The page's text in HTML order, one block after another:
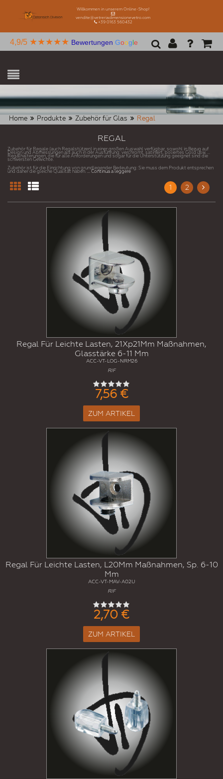
Willkommen in unserem Online-Shop!
vendite@vetreriadimensionevetro.com
+39 0163 560432
4,9/5 ★★★★★ Bewertungen Google
Home Produkte Zubehör für Glas Regal
REGAL
Zubehör für Regale (auch Regalstützen) in einer großen Auswahl verfügbar, sowohl in Bezug auf
Design und Abmessungen als auch in der Ausführung: verchromt, satiniert, poliertes Gold usw. ...
Regalhalterungen, die für alle Anforderungen und sogar für die Unterstützung geeignet sind die
schwersten Gewichte.
Zubehör ist für die Einrichtung von grundlegender Bedeutung: Sie muss dem Produkt entsprechen
und daher die gleiche Qualität haben. ... Continua a leggere
1
2
Regal Für Leichte Lasten, 21Xp21Mm Maßnahmen,
Glasstärke 6-11 Mm
ACC-VT-LOG-NRM26
RIF
7,56 €
ZUM ARTIKEL
Regal Für Leichte Lasten, L20Mm Maßnahmen, Sp. 6-10
Mm
ACC-VT-MAV-A02U
RIF
2,70 €
ZUM ARTIKEL